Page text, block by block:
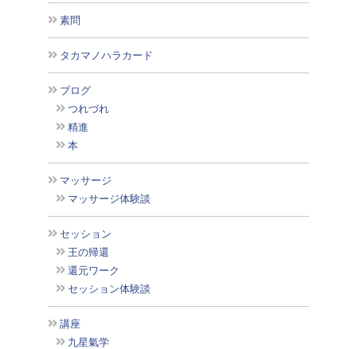
素問
タカマノハラカード
ブログ
つれづれ
精進
本
マッサージ
マッサージ体験談
セッション
王の帰還
還元ワーク
セッション体験談
講座
九星氣学